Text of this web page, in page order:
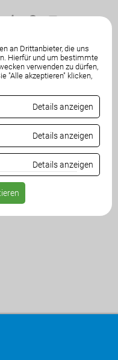
an Drittanbieter, die uns
Hierfür und um bestimmte
verwenden zu dürfen,
"Alle akzeptieren" klicken,
Details anzeigen
Details anzeigen
Details anzeigen
ZURÜCK